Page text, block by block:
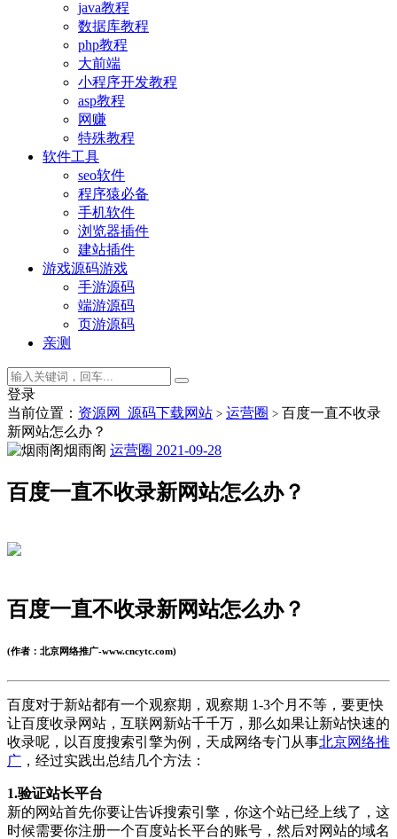
java教程
数据库教程
php教程
大前端
小程序开发教程
asp教程
网赚
特殊教程
软件工具
seo软件
程序猿必备
手机软件
浏览器插件
建站插件
游戏源码游戏
手游源码
端游源码
页游源码
亲测
登录
当前位置： 资源网_源码下载网站 > 运营圈 > 百度一直不收录
新网站怎么办？
烟雨阁 运营圈 2021-09-28
百度一直不收录新网站怎么办？
百度一直不收录新网站怎么办？
(作者：北京网络推广-www.cncytc.com)
百度对于新站都有一个观察期，观察期 1-3个月不等，要更快
让百度收录网站，互联网新站千千万，那么如果让新站快速的
收录呢，以百度搜索引擎为例，天成网络专门从事北京网络推
广 ，经过实践出总结几个方法：
1.验证站长平台
新的网站首先你要让告诉搜索引擎，你这个站已经上线了，这
时候需要你注册一个百度站长平台的账号，然后对网站的域名